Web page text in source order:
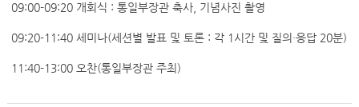
09:00-09:20 개회식 : 통일부장관 축사, 기념사진 촬영
09:20-11:40 세미나(세션별 발표 및 토론 : 각 1시간 및 질의·응답 20분)
11:40-13:00 오찬(통일부장관 주최)